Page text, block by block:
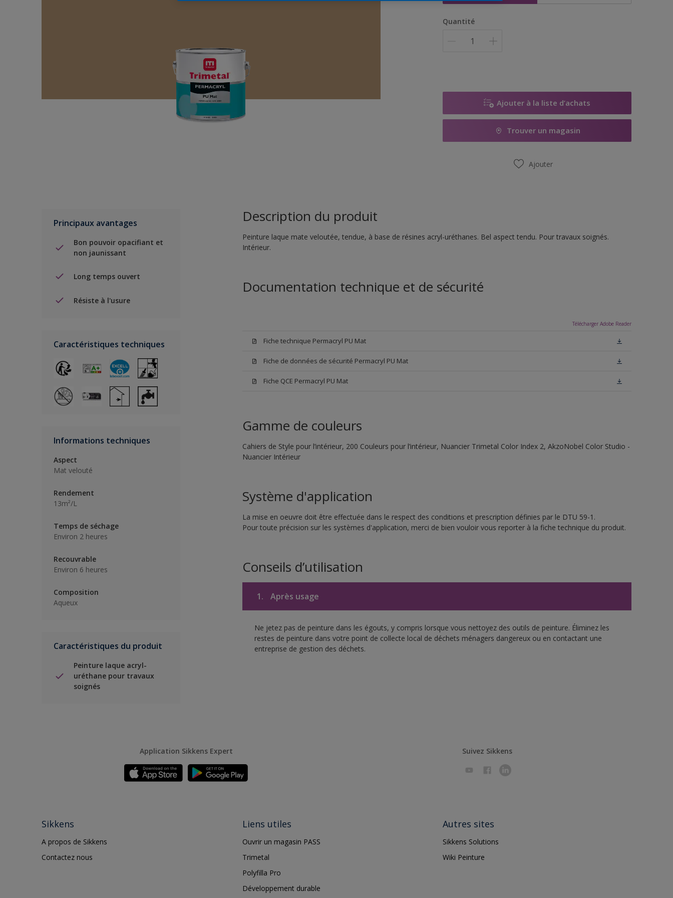
Quantité
Ajouter à la liste d’achats
Trouver un magasin
Ajouter
Principaux avantages
Bon pouvoir opacifiant et
non jaunissant
Long temps ouvert
Résiste à l'usure
Caractéristiques techniques
Informations techniques
Aspect
Mat velouté
Rendement
13m²/L
Temps de séchage
Environ 2 heures
Recouvrable
Environ 6 heures
Composition
Aqueux
Caractéristiques du produit
Peinture laque acryl-
uréthane pour travaux
soignés
Description du produit
Peinture laque mate veloutée, tendue, à base de résines acryl-uréthanes. Bel aspect tendu. Pour travaux soignés.
Intérieur.
Documentation technique et de sécurité
Télécharger Adobe Reader
Fiche technique Permacryl PU Mat
Fiche de données de sécurité Permacryl PU Mat
Fiche QCE Permacryl PU Mat
Gamme de couleurs
Cahiers de Style pour l’intérieur, 200 Couleurs pour l’intérieur, Nuancier Trimetal Color Index 2, AkzoNobel Color Studio -
Nuancier Intérieur
Système d'application
La mise en oeuvre doit être effectuée dans le respect des conditions et prescription définies par le DTU 59-1.
Pour toute précision sur les systèmes d'application, merci de bien vouloir vous reporter à la fiche technique du produit.
Conseils d’utilisation
1. Après usage
Ne jetez pas de peinture dans les égouts, y compris lorsque vous nettoyez des outils de peinture. Éliminez les
restes de peinture dans votre point de collecte local de déchets ménagers dangereux ou en contactant une
entreprise de gestion des déchets.
Application Sikkens Expert Suivez Sikkens
Sikkens
A propos de Sikkens
Contactez nous
Liens utiles
Ouvrir un magasin PASS
Trimetal
Polyfilla Pro
Développement durable
Autres sites
Sikkens Solutions
Wiki Peinture